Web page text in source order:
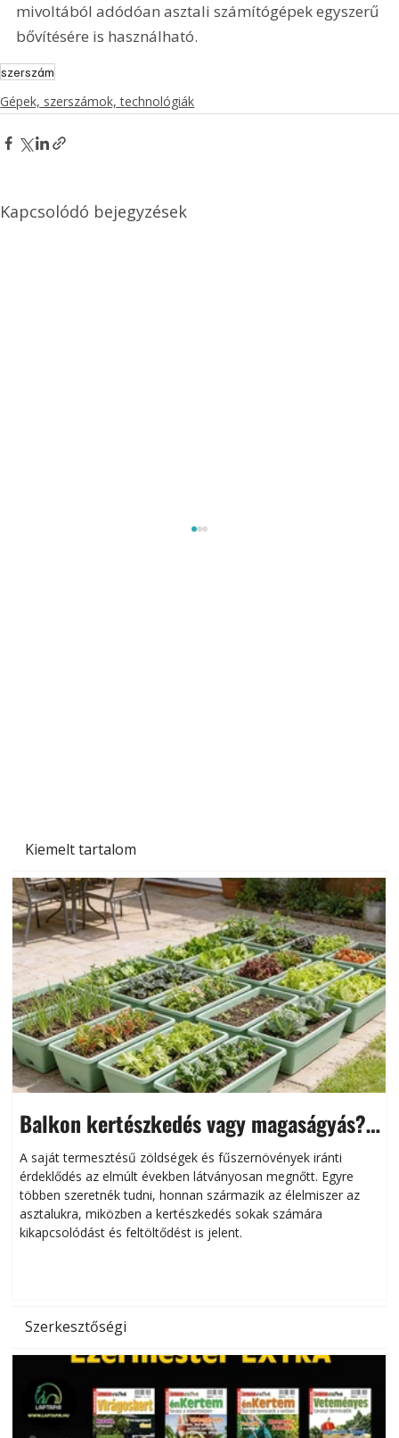
Kiemelt tartalom
Balkon kertészkedés vagy magaságyás?
Helytakarékos kertészkedés
A saját termesztésű zöldségek és fűszernövények iránti
érdeklődés az elmúlt években látványosan megnőtt. Egyre
többen szeretnék tudni, honnan származik az élelmiszer az
asztalukra, miközben a kertészkedés sokak számára
kikapcsolódást és feltöltődést is jelent.
Szerkesztőségi
mivoltából adódóan asztali számítógépek egyszerű
bővítésére is használható.
szerszám
Gépek, szerszámok, technológiák
Kapcsolódó bejegyzések